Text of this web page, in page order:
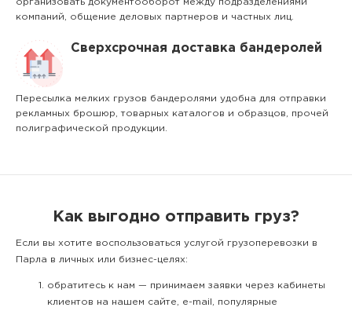
организовать документооборот между подразделениями
компаний, общение деловых партнеров и частных лиц.
Сверхсрочная доставка бандеролей
Пересылка мелких грузов бандеролями удобна для отправки
рекламных брошюр, товарных каталогов и образцов, прочей
полиграфической продукции.
Как выгодно отправить груз?
Если вы хотите воспользоваться услугой грузоперевозки в
Парла в личных или бизнес-целях:
обратитесь к нам — принимаем заявки через кабинеты
клиентов на нашем сайте, e-mail, популярные